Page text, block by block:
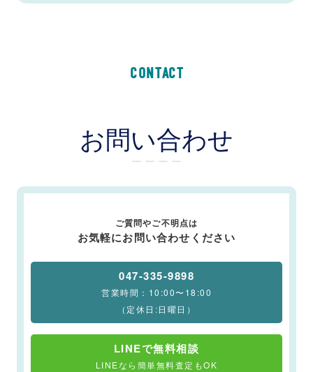
CONTACT
お問い合わせ
ー ー ー ー
ご質問やご不明点は
お気軽にお問い合わせください
047-335-9898
営業時間：10:00〜18:00
（定休日:日曜日）
LINEで無料相談
LINEなら簡単無料査定もOK